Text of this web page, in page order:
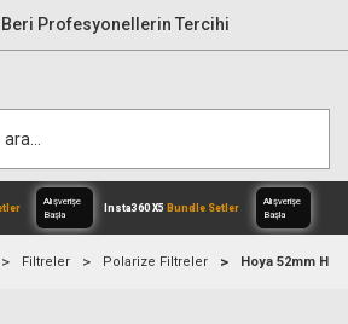
Profesyonellerin Tercihi
Filtreler Polarize Filtreler Hoya 52mm HD